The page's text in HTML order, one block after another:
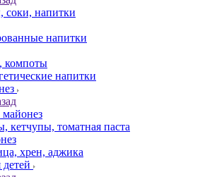
соки, напитки
напитки
компоты
напитки
майонез
кетчупы, томатная паста
хрен, аджика